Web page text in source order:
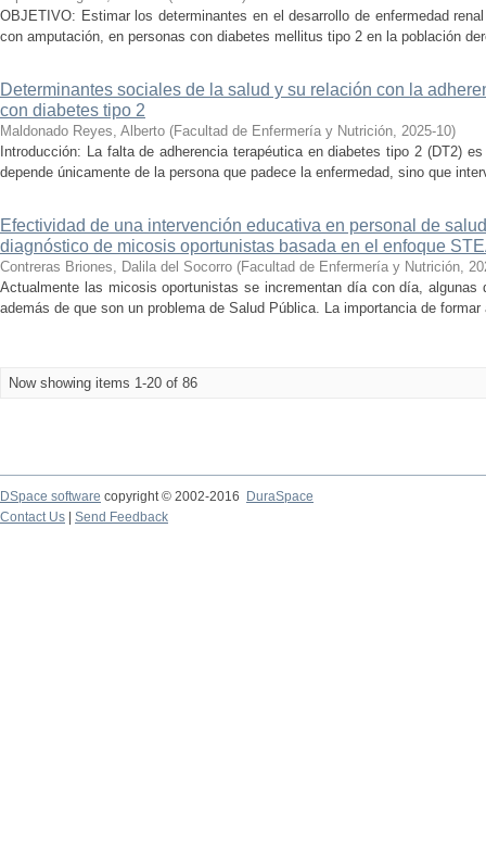
OBJETIVO: Estimar los determinantes en el desarrollo de enfermedad
con amputación, en personas con diabetes mellitus tipo 2 en la población
Determinantes sociales de la salud y su relación con la
con diabetes tipo 2
Maldonado Reyes, Alberto (Facultad de Enfermería y Nutrición, 2025-10)
Introducción: La falta de adherencia terapéutica en diabetes tipo 2 (DT2)
depende únicamente de la persona que padece la enfermedad, sino que
Efectividad de una intervención educativa en personal de
diagnóstico de micosis oportunistas basada en el enfoque
Contreras Briones, Dalila del Socorro (Facultad de Enfermería y Nutrición,
Actualmente las micosis oportunistas se incrementan día con día, algunas
además de que son un problema de Salud Pública. La importancia de
Now showing items 1-20 of 86
DSpace software copyright © 2002-2016
DuraSpace
Contact Us
Send Feedback